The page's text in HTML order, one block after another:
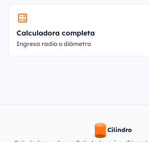
Calculadora completa
Ingresa radio o diámetro
Cilindro